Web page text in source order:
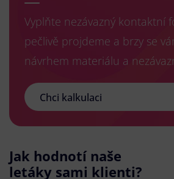
Vyplňte nezávazný kontaktní
pečlivě projdeme a brzy se
návrhem materiálu a
Chci kalkulaci
Jak hodnotí naše
letáky sami klienti?